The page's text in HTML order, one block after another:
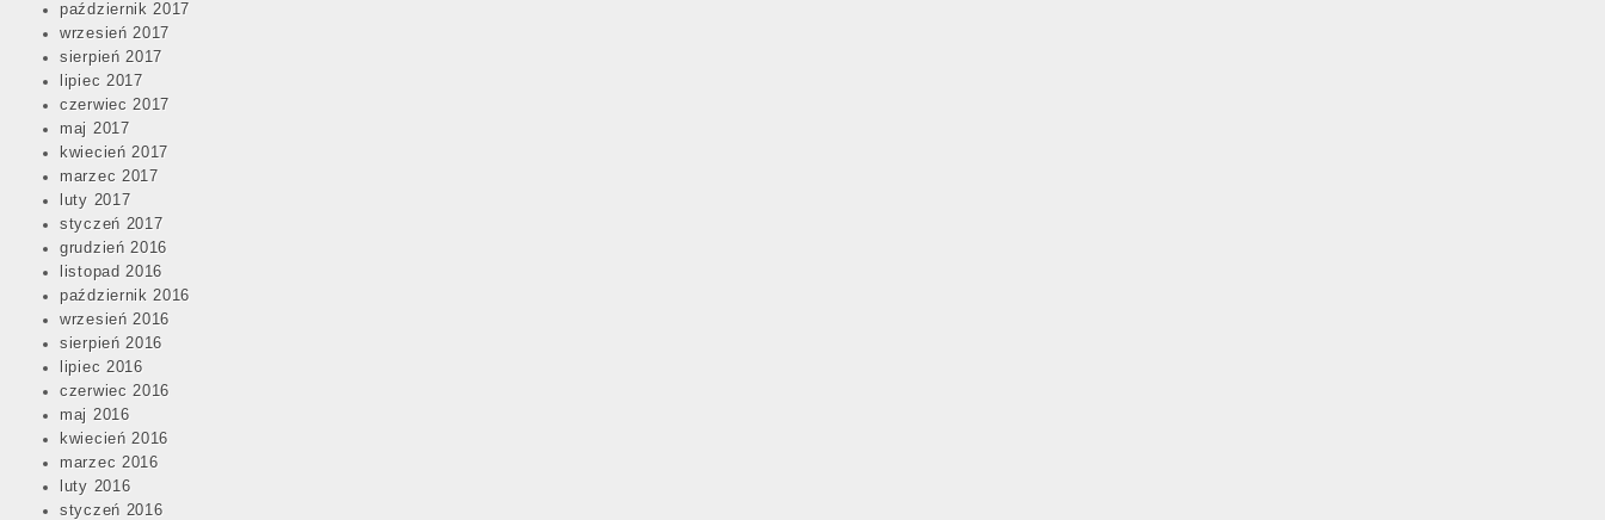
październik 2017
wrzesień 2017
sierpień 2017
lipiec 2017
czerwiec 2017
maj 2017
kwiecień 2017
marzec 2017
luty 2017
styczeń 2017
grudzień 2016
listopad 2016
październik 2016
wrzesień 2016
sierpień 2016
lipiec 2016
czerwiec 2016
maj 2016
kwiecień 2016
marzec 2016
luty 2016
styczeń 2016